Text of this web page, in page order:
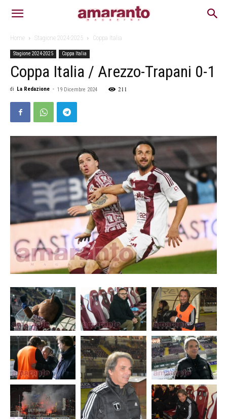
Home Stagione 2024-2025 Coppa Italia
Stagione 2024-2025 Coppa Italia
Coppa Italia / Arezzo-Trapani 0-1
di La Redazione - 19 Dicembre 2024 211